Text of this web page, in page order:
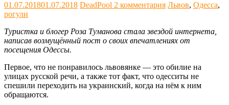
01.07.201801.07.2018 DeadPool 2 комментария Львов, Одесса,
рогули
Туристка и блогер Роза Туманова стала звездой интернета,
написав возмущённый пост о своих впечатлениях от
посещения Одессы.
Первое, что не понравилось львовянке — это обилие на
улицах русской речи, а также тот факт, что одесситы не
спешили переходить на украинский, когда на нём к ним
обращаются.